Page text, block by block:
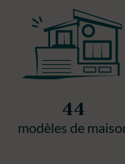
44
modèles de